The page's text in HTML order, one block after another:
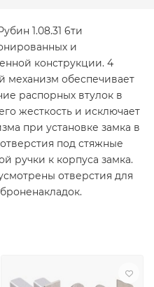
1.08.31 6ти
и
конструкции. 4
механизм обеспечивает
распорных втулок в
жесткость и исключает
при установке замка в
под стяжные
ручки к корпуса замка.
отверстия для